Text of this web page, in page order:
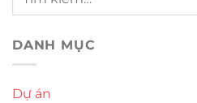
DANH MỤC
Dự án